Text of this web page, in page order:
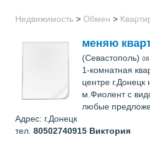
Недвижимость > Обмен >
меняю
(Севастополь) 08
1-комнатная
центре
м.Фиолент с
любые
Адрес: г.Донецк
тел. 80502740915 Виктория